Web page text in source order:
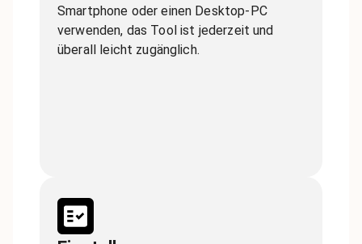
Smartphone oder einen Desktop-PC
verwenden, das Tool ist jederzeit und
überall leicht zugänglich.